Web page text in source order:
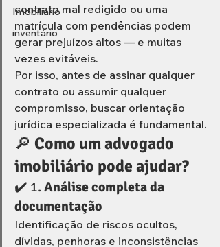
Imobiliário
inventário
contrato mal redigido ou uma
matrícula com pendências podem
gerar prejuízos altos — e muitas
vezes evitáveis.
Por isso, antes de assinar qualquer
contrato ou assumir qualquer
compromisso, buscar orientação
jurídica especializada é fundamental.
🔎 Como um advogado
imobiliário pode ajudar?
✔️ 1. Análise completa da
documentação
Identificação de riscos ocultos,
dívidas, penhoras e inconsistências